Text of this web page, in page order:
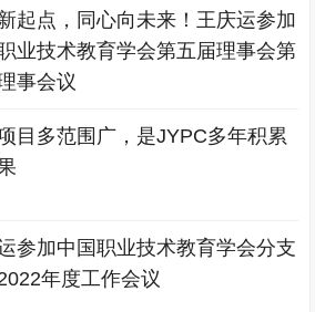
起点，同心向未来！王庆运参加
业技术教育学会第五届理事会第
事会议
目多范围广，是JYPC多年积累
参加中国职业技术教育学会分支
年度工作会议